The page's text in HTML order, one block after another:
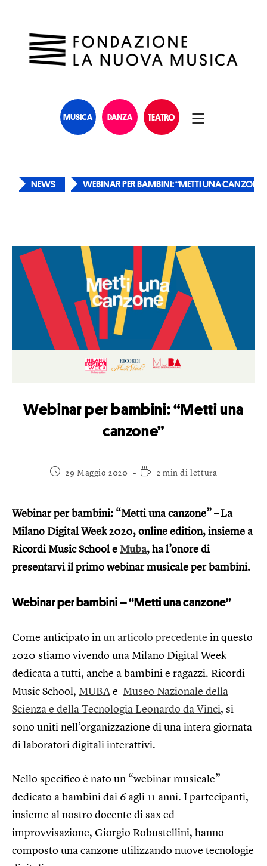
MUSICA DANZA TEATRO
NEWS WEBINAR PER BAMBINI: “METTI UNA CANZONE”
Webinar per bambini: “Metti una
canzone”
29 Maggio 2020 2 min di lettura
Webinar per bambini: “Metti una canzone” – La
Milano Digital Week 2020, online edition, insieme a
Ricordi Music School eMuba, ha l’onore di
presentarvi il primo webinar musicale per bambini.
Webinar per bambini – “Metti una canzone”
Come anticipato inun articolo precedente in questo
2020 stiamo vivendo una Milano Digital Week
dedicata a tutti, anche a bambini e ragazzi. Ricordi
Music School, MUBAe Museo Nazionale della
Scienza e della Tecnologia Leonardo da Vinci, si
sono uniti nell’organizzazione di una intera giornata
di laboratori digitali interattivi.
Nello specifico è nato un “webinar musicale”
dedicato a bambini dai 6 agli 11 anni. I partecipanti,
insieme al nostro docente di sax ed
improvvisazione, Giorgio Robustellini, hanno
composto una canzone utilizzando nuove tecnologie